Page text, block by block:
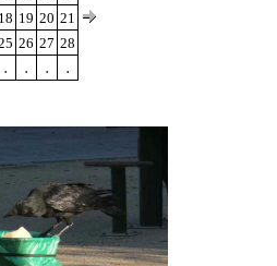
18 19 20 21
26 27 28
. . . .